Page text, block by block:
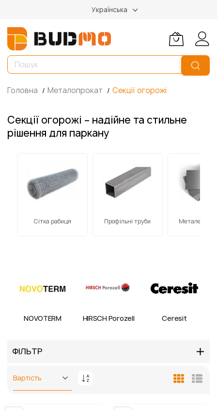
Українська
Головна Металопрокат Секції огорожі
Секції огорожі – надійне та стильне
рішення для паркану
Сітка рабиця Профільні труби Металеві
NOVOTERM HIRSCH Porozell Ceresit
ФІЛЬТР
Сортувати